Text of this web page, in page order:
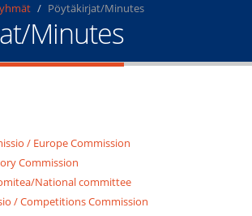
Pöytäkirjat/Minutes
Minutes
/ Europe Commission
Commission
National committee
/ Competitions Commission